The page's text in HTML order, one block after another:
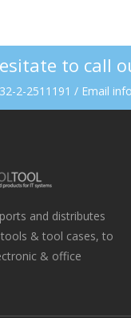
to call
2-2511191 / Email
and distributes
& tool cases, to
& office